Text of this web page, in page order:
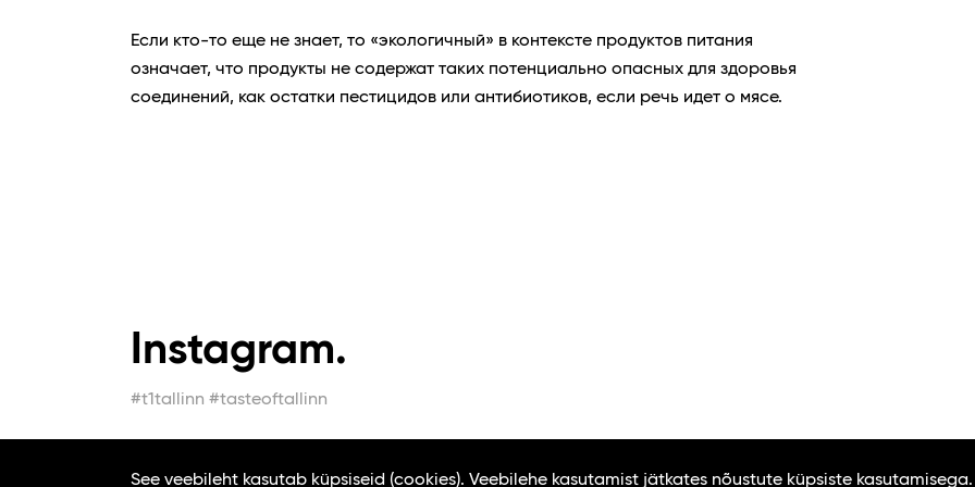
Если кто-то еще не знает, то «экологичный» в контексте продуктов питания
означает, что продукты не содержат таких потенциально опасных для здоровья
соединений, как остатки пестицидов или антибиотиков, если речь идет о мясе.
Instagram.
#t1tallinn #tasteoftallinn
See veebileht kasutab küpsiseid (cookies). Veebilehe kasutamist jätkates nõustute küpsiste kasutamisega.